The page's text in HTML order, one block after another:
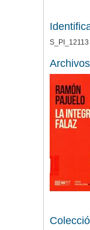
S_PI_12113
Archivos